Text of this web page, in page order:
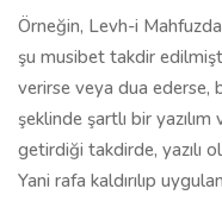
Örneğin, Levh-i
şu musibet takdir
verirse veya dua ederse,
şeklinde şartlı bir
getirdiği takdirde, yazılı
Yani rafa kaldırılıp